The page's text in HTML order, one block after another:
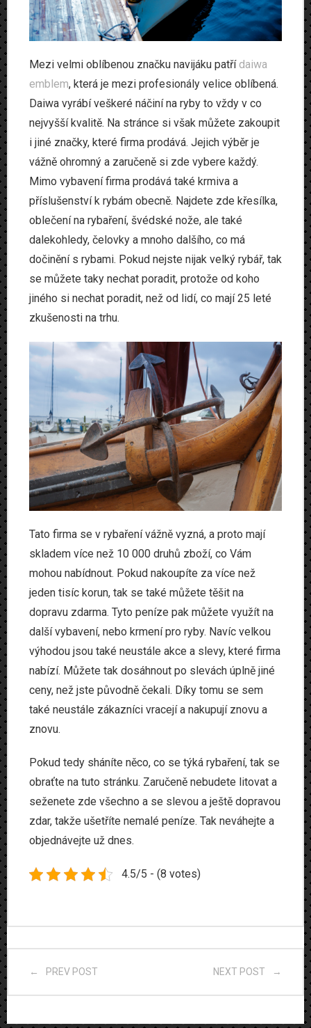
Mezi velmi oblíbenou značku navijáku patřídaiwa
emblem, která je mezi profesionály velice oblíbená.
Daiwa vyrábí veškeré náčiní na ryby to vždy v co
nejvyšší kvalitě. Na stránce si však můžete zakoupit
i jiné značky, které firma prodává. Jejich výběr je
vážně ohromný a zaručeně si zde vybere každý.
Mimo vybavení firma prodává také krmiva a
příslušenství k rybám obecně. Najdete zde křesílka,
oblečení na rybaření, švédské nože, ale také
dalekohledy, čelovky a mnoho dalšího, co má
dočinění s rybami. Pokud nejste nijak velký rybář, tak
se můžete taky nechat poradit, protože od koho
jiného si nechat poradit, než od lidí, co mají 25 leté
zkušenosti na trhu.
Tato firma se v rybaření vážně vyzná, a proto mají
skladem více než 10 000 druhů zboží, co Vám
mohou nabídnout. Pokud nakoupíte za více než
jeden tisíc korun, tak se také můžete těšit na
dopravu zdarma. Tyto peníze pak můžete využít na
další vybavení, nebo krmení pro ryby. Navíc velkou
výhodou jsou také neustále akce a slevy, které firma
nabízí. Můžete tak dosáhnout po slevách úplně jiné
ceny, než jste původně čekali. Díky tomu se sem
také neustále zákazníci vracejí a nakupují znovu a
znovu.
Pokud tedy sháníte něco, co se týká rybaření, tak se
obraťte na tuto stránku. Zaručeně nebudete litovat a
seženete zde všechno a se slevou a ještě dopravou
zdar, takže ušetříte nemalé peníze. Tak neváhejte a
objednávejte už dnes.
4.5/5 - (8 votes)
PREV POST NEXT POST